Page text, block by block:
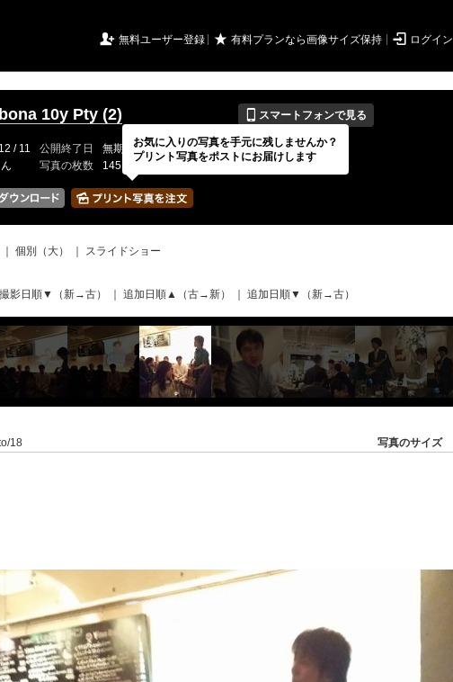
 無料ユーザー登録 ★ 有料プランなら画像サイズ保持  ログイン
10y Pty (2) 📱 スマートフォンで見る
/ 11 公開終了日 無期限 イベントの期間
---
写真の枚数 145 / 150枚
個別（大）
スライドショー
撮影日順▼（新→古） 追加日順▲（古→新） 追加日順▼（新→古）
18 写真のサイズ
お気に入りの写真を手元に残しませんか？
プリント写真をポストにお届けします